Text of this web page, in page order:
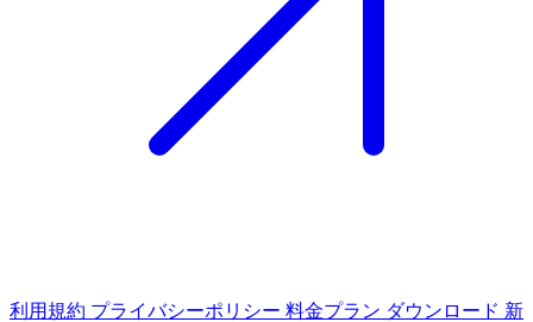
利用規約 プライバシーポリシー 料金プラン ダウンロード 新